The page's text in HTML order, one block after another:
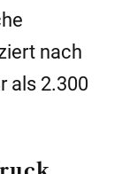
nach
als 2.300